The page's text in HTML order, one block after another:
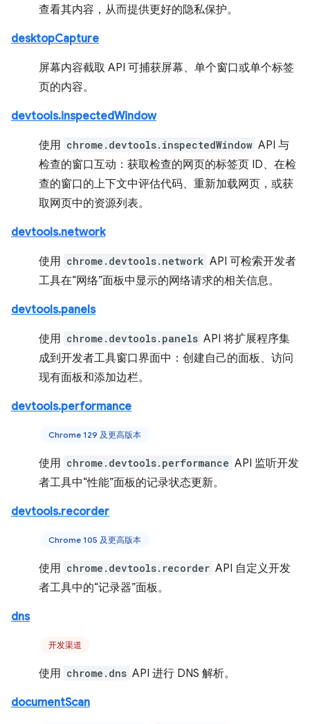
查看其内容，从而提供更好的隐私保护。
desktopCapture
屏幕内容截取 API 可捕获屏幕、单个窗口或单个标签
页的内容。
devtools.inspectedWindow
使用 chrome.devtools.inspectedWindow API 与
检查的窗口互动：获取检查的网页的标签页 ID、在检
查的窗口的上下文中评估代码、重新加载网页，或获
取网页中的资源列表。
devtools.network
使用 chrome.devtools.network API 可检索开发者
工具在“网络”面板中显示的网络请求的相关信息。
devtools.panels
使用 chrome.devtools.panels API 将扩展程序集
成到开发者工具窗口界面中：创建自己的面板、访问
现有面板和添加边栏。
devtools.performance
Chrome 129 及更高版本
使用 chrome.devtools.performance API 监听开发
者工具中“性能”面板的记录状态更新。
devtools.recorder
Chrome 105 及更高版本
使用 chrome.devtools.recorder API 自定义开发
者工具中的“记录器”面板。
dns
开发渠道
使用 chrome.dns API 进行 DNS 解析。
documentScan